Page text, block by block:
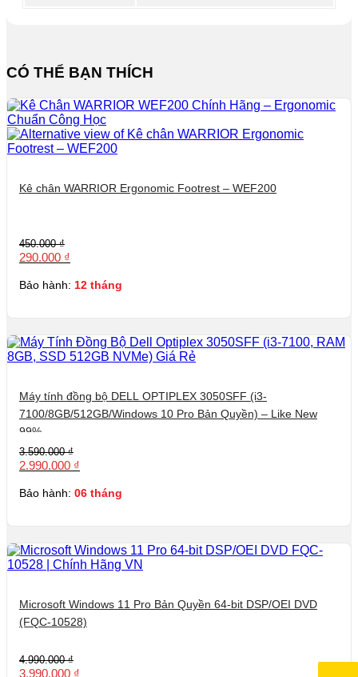
CÓ THỂ BẠN THÍCH
Kê chân WARRIOR Ergonomic Footrest – WEF200
450.000₫
Giá
gốc
450.000 ₫.
290.000 ₫
Giá
hiện
là:
Bảo hành: 12 tháng
Máy tính đồng bộ DELL OPTIPLEX 3050SFF (i3-
7100/8GB/512GB/Windows 10 Pro Bản Quyền) – Like New
99%
3.590.000₫
Giá
gốc
3.590.000 ₫.
2.990.000 ₫
Giá
hiện
là:
Bảo hành: 06 tháng
Microsoft Windows 11 Pro Bản Quyền 64-bit DSP/OEI DVD
(FQC-10528)
4.990.000₫
Giá
gốc
3.990.000 ₫
Giá
hiện